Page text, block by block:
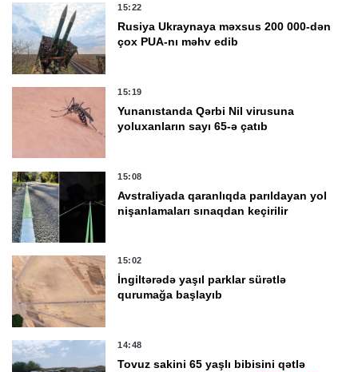
15:22
Rusiya Ukraynaya məxsus 200 000-dən
çox PUA-nı məhv edib
15:19
Yunanıstanda Qərbi Nil virusuna
yoluxanların sayı 65-ə çatıb
15:08
Avstraliyada qaranlıqda parıldayan yol
nişanlamaları sınaqdan keçirilir
15:02
İngiltərədə yaşıl parklar sürətlə
qurumağa başlayıb
14:48
Tovuz sakini 65 yaşlı bibisini qətlə